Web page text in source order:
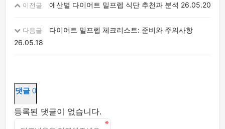
이전글 예산별 다이어트 밀프렙 식단 추천과 분석 26.05.20
다음글
다이어트 밀프렙 체크리스트: 준비와 주의사항
26.05.18
댓글 0
등록된 댓글이 없습니다.